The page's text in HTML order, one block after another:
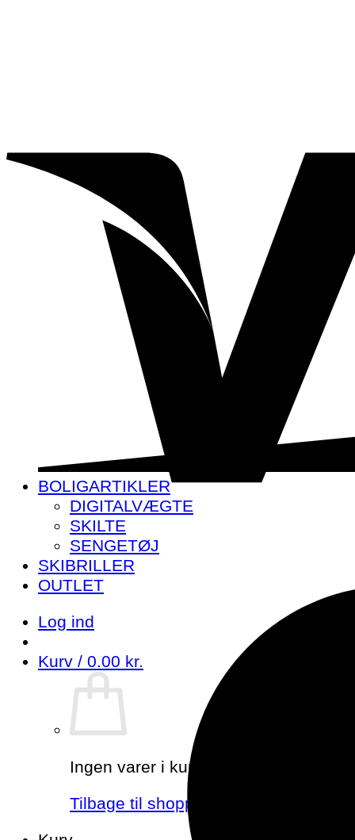
BOLIGARTIKLER
DIGITALVÆGTE
SKILTE
SENGETØJ
SKIBRILLER
OUTLET
Log ind
Kurv / 0.00 kr.
Ingen varer i kurven.
Tilbage til shoppen